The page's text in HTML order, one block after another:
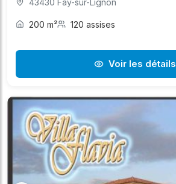
200 m² 120 assises
Voir les détails